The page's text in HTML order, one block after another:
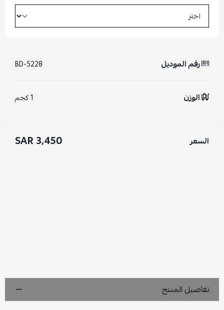
رقم الموديل BD-5228
الوزن 1 كجم
السعر 3,450 SAR
تفاصيل المنتج